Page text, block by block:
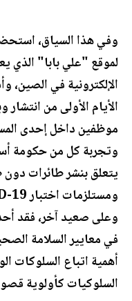
وفي هذا السياق،
لموقع "علي بابا" الذي
الإلكترونية في الصين،
الأيام الأولى من
موظفين داخل إحدى
وتجربة كل من حكومة
يتعلق بنشر طائرات دون
ومستلزمات اختبار COVID-19.
وعلى صعيد آخر، فقد
في معايير السلامة
أهمية اتباع السلوكات
السلوكيات كأولوية